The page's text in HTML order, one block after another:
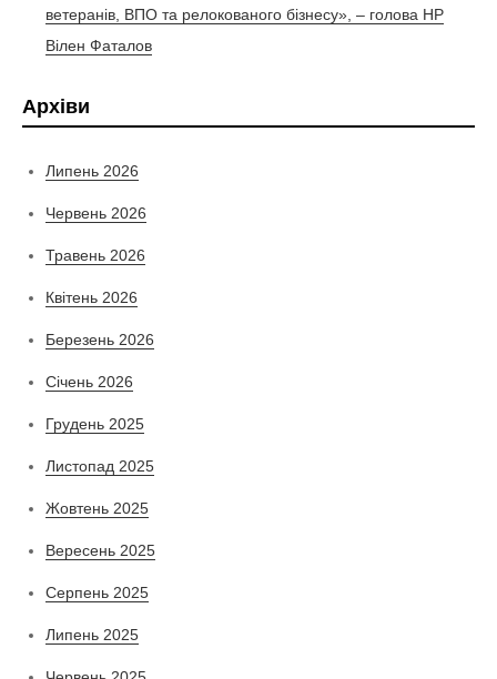
ветеранів, ВПО та релокованого бізнесу», – голова НР
Вілен Фаталов
Архіви
Липень 2026
Червень 2026
Травень 2026
Квітень 2026
Березень 2026
Січень 2026
Грудень 2025
Листопад 2025
Жовтень 2025
Вересень 2025
Серпень 2025
Липень 2025